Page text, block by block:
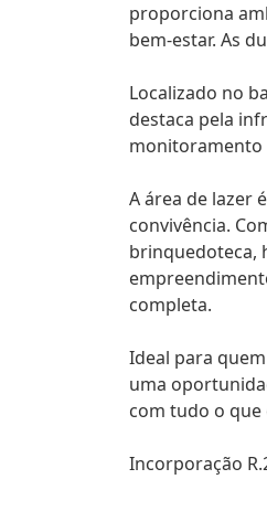
proporciona
bem-estar. As
Localizado no
destaca pela
monitoramento
A área de lazer
convivência.
brinquedoteca,
completa.
Ideal para
uma
com tudo o que
Incorporação